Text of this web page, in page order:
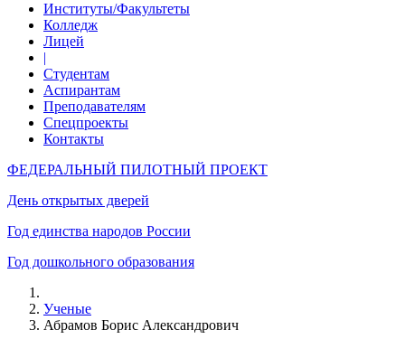
Институты/Факультеты
Колледж
Лицей
|
Студентам
Аспирантам
Преподавателям
Спецпроекты
Контакты
ФЕДЕРАЛЬНЫЙ ПИЛОТНЫЙ ПРОЕКТ
День открытых дверей
Год единства народов России
Год дошкольного образования
Ученые
Абрамов Борис Александрович